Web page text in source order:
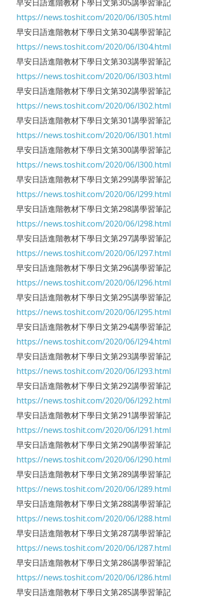
早安日語進階教材下學日文第305講學習筆記
https://news.toshit.com/2020/06/l305.html
早安日語進階教材下學日文第304講學習筆記
https://news.toshit.com/2020/06/l304.html
早安日語進階教材下學日文第303講學習筆記
https://news.toshit.com/2020/06/l303.html
早安日語進階教材下學日文第302講學習筆記
https://news.toshit.com/2020/06/l302.html
早安日語進階教材下學日文第301講學習筆記
https://news.toshit.com/2020/06/l301.html
早安日語進階教材下學日文第300講學習筆記
https://news.toshit.com/2020/06/l300.html
早安日語進階教材下學日文第299講學習筆記
https://news.toshit.com/2020/06/l299.html
早安日語進階教材下學日文第298講學習筆記
https://news.toshit.com/2020/06/l298.html
早安日語進階教材下學日文第297講學習筆記
https://news.toshit.com/2020/06/l297.html
早安日語進階教材下學日文第296講學習筆記
https://news.toshit.com/2020/06/l296.html
早安日語進階教材下學日文第295講學習筆記
https://news.toshit.com/2020/06/l295.html
早安日語進階教材下學日文第294講學習筆記
https://news.toshit.com/2020/06/l294.html
早安日語進階教材下學日文第293講學習筆記
https://news.toshit.com/2020/06/l293.html
早安日語進階教材下學日文第292講學習筆記
https://news.toshit.com/2020/06/l292.html
早安日語進階教材下學日文第291講學習筆記
https://news.toshit.com/2020/06/l291.html
早安日語進階教材下學日文第290講學習筆記
https://news.toshit.com/2020/06/l290.html
早安日語進階教材下學日文第289講學習筆記
https://news.toshit.com/2020/06/l289.html
早安日語進階教材下學日文第288講學習筆記
https://news.toshit.com/2020/06/l288.html
早安日語進階教材下學日文第287講學習筆記
https://news.toshit.com/2020/06/l287.html
早安日語進階教材下學日文第286講學習筆記
https://news.toshit.com/2020/06/l286.html
早安日語進階教材下學日文第285講學習筆記